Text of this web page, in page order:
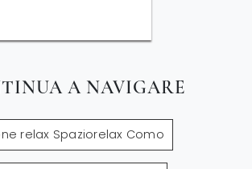
A NAVIGARE
relax Spaziorelax Como